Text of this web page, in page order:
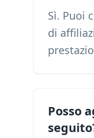
Sì. Puoi
di
Posso